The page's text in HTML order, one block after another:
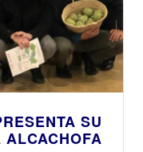
SU